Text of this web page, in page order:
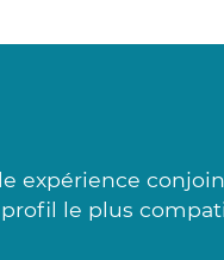
expérience
le plus